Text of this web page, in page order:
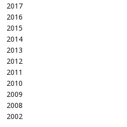
2017
2016
2015
2014
2013
2012
2011
2010
2009
2008
2002